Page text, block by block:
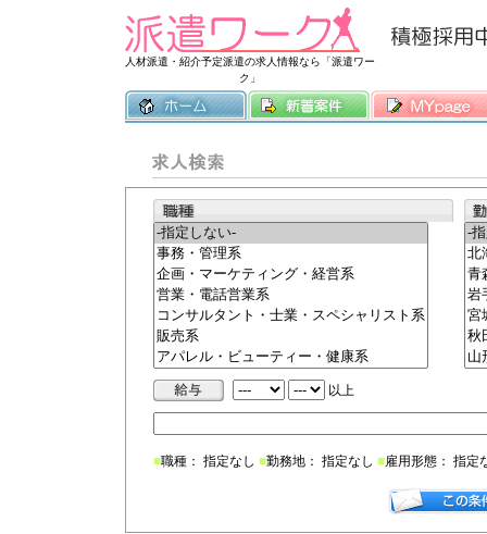
人材派遣・紹介予定派遣の求人情報なら「派遣ワー
ク」
常時3500件以
以上
■職種： 指定なし ■勤務地： 指定なし ■雇用形態： 指定